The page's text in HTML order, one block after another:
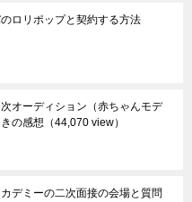
ロリポップと契約する方法
オーディション（赤ちゃんモデ
の感想 （44,070 view）
カデミーの二次面接の会場と質問